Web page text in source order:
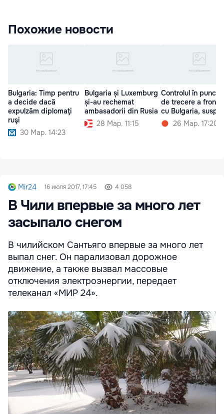
Похожие новости
Bulgaria: Timp pentru
a decide dacă
expulzăm diplomaţi
ruşi
30 Мар. 14:23
Bulgaria și Luxemburg
și-au rechemat
ambasadorii din Rusia
28 Мар. 11:15
Controlul în
de trecere a
cu Bulgaria,
26 Мар. 17:20
Mir24 16 июля 2017, 17:45 4 058
В Чили впервые за много лет
засыпало снегом
В чилийском Сантьяго впервые за много лет
выпал снег. Он парализовал дорожное
движение, а также вызвал массовые
отключения электроэнергии, передает
телеканал «МИР 24».